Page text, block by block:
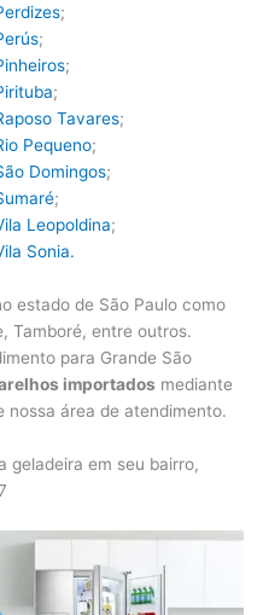
;
;
;
;
Tavares;
Pequeno;
Domingos;
;
Leopoldina;
Sonia.
estado de São Paulo como
Tamboré, entre outros.
para Grande São
importados mediante
área de atendimento.
geladeira em seu bairro,